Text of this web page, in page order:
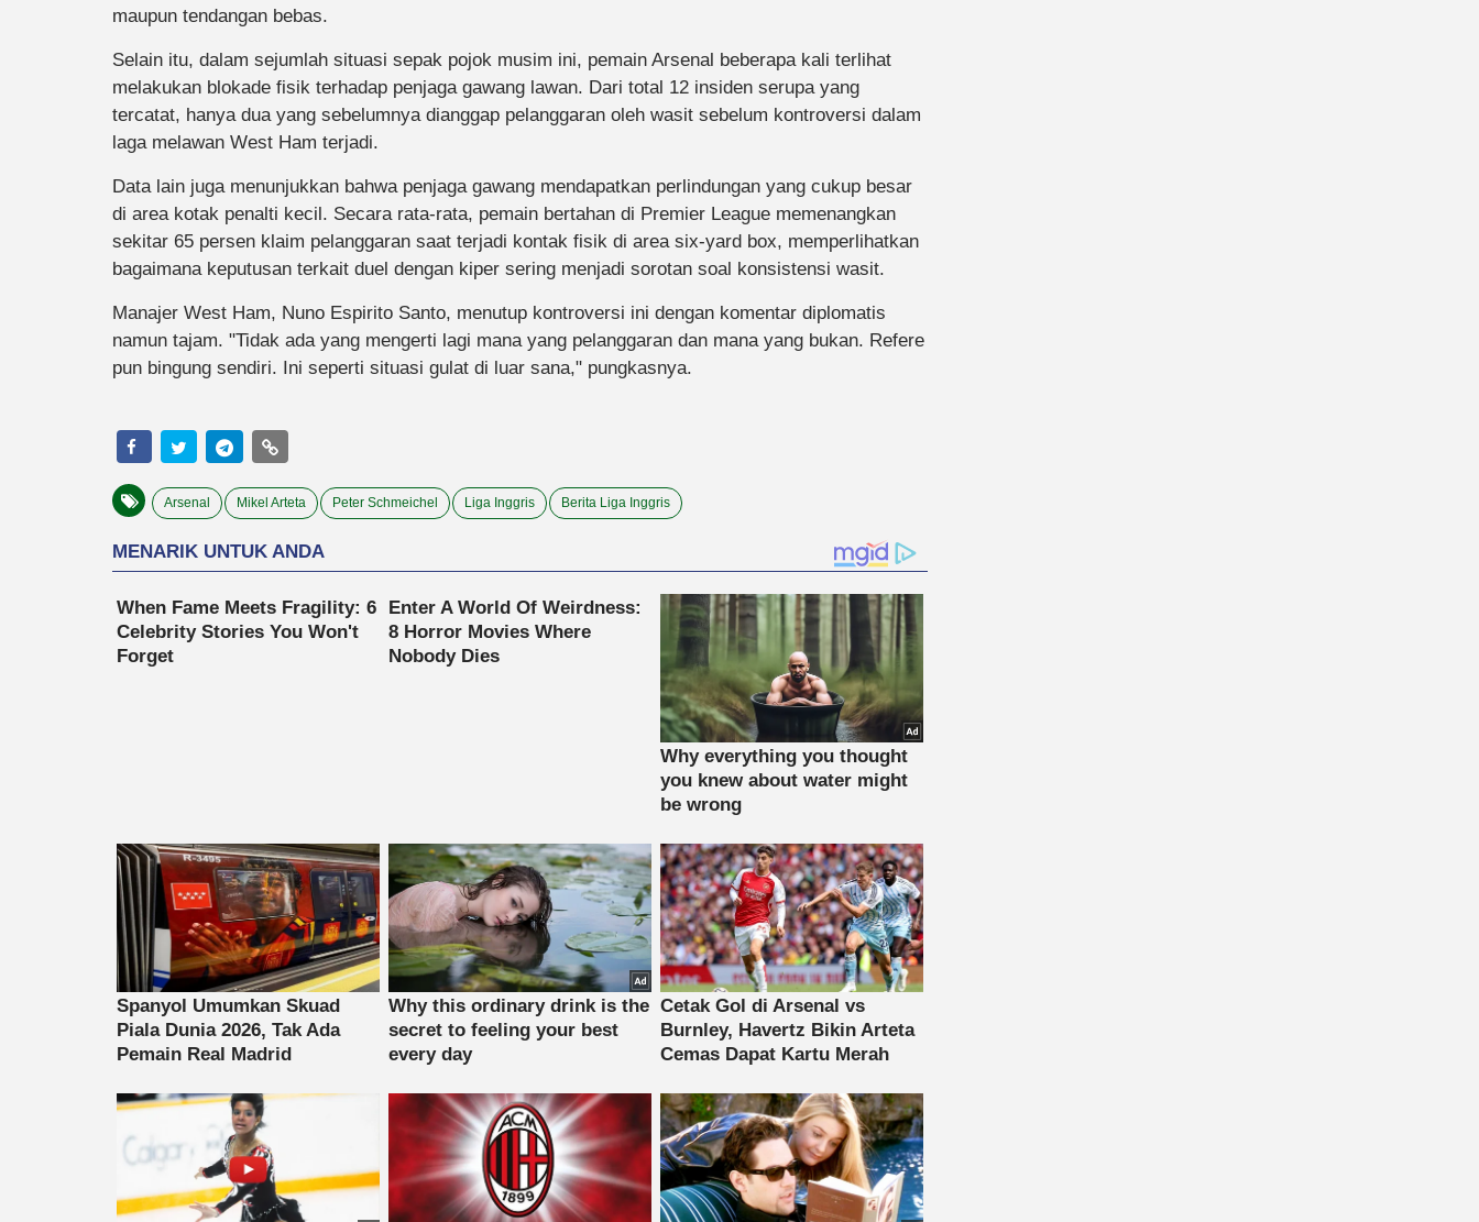
maupun tendangan bebas.
Selain itu, dalam sejumlah situasi sepak pojok musim ini, pemain Arsenal beberapa kali terlihat
melakukan blokade fisik terhadap penjaga gawang lawan. Dari total 12 insiden serupa yang
tercatat, hanya dua yang sebelumnya dianggap pelanggaran oleh wasit sebelum kontroversi dalam
laga melawan West Ham terjadi.
Data lain juga menunjukkan bahwa penjaga gawang mendapatkan perlindungan yang cukup besar
di area kotak penalti kecil. Secara rata-rata, pemain bertahan di Premier League memenangkan
sekitar 65 persen klaim pelanggaran saat terjadi kontak fisik di area six-yard box, memperlihatkan
bagaimana keputusan terkait duel dengan kiper sering menjadi sorotan soal konsistensi wasit.
Manajer West Ham, Nuno Espirito Santo, menutup kontroversi ini dengan komentar diplomatis
namun tajam. "Tidak ada yang mengerti lagi mana yang pelanggaran dan mana yang bukan. Refere
pun bingung sendiri. Ini seperti situasi gulat di luar sana," pungkasnya.
Arsenal Mikel Arteta Peter Schmeichel Liga Inggris Berita Liga Inggris